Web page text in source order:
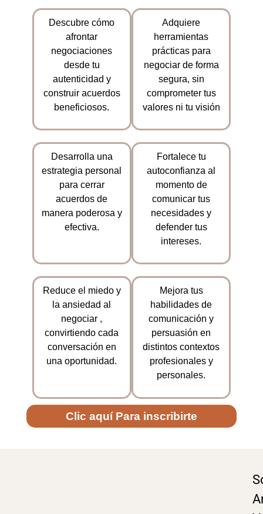
Descubre cómo
afrontar
negociaciones
desde tu
autenticidad y
construir acuerdos
beneficiosos.
Adquiere
herramientas
prácticas para
negociar de forma
segura, sin
comprometer tus
valores ni tu visión
Desarrolla una
estrategia personal
para cerrar
acuerdos de
manera poderosa y
efectiva.
Fortalece tu
autoconfianza al
momento de
comunicar tus
necesidades y
defender tus
intereses.
Reduce el miedo y
la ansiedad al
negociar ,
convirtiendo cada
conversación en
una oportunidad.
Mejora tus
habilidades de
comunicación y
persuasión en
distintos contextos
profesionales y
personales.
Clic aquí Para inscribirte